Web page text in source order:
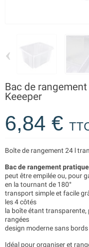
‹
Bac de
Keeeper
6,84 €
Boîte de rangement 24 l
Bac de rangement
peut être empilée ou, pour
en la tournant de 180°
transport simple et facile
les 4 côtés
la boîte étant transparente,
rangées
design moderne sans
Idéal pour organiser et